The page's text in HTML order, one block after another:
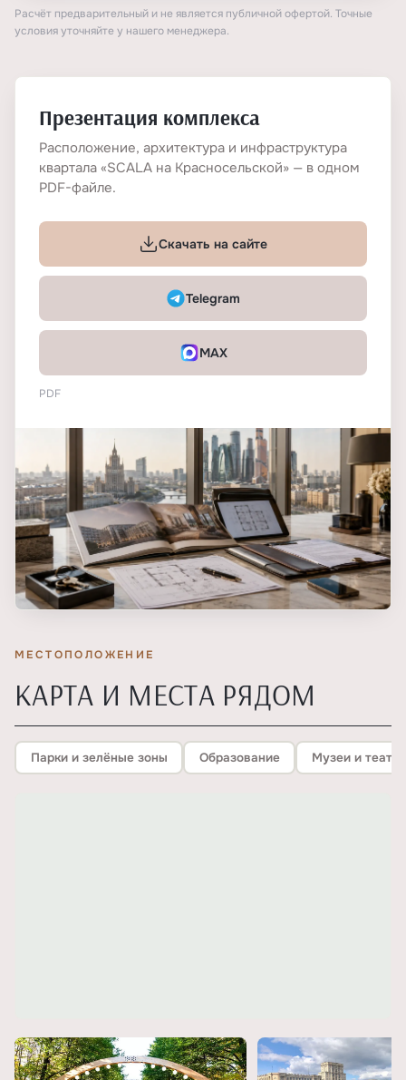
Расчёт предварительный и не является публичной офертой. Точные
условия уточняйте у нашего менеджера.
Презентация комплекса
Расположение, архитектура и инфраструктура
квартала «SCALA на Красносельской» — в одном
PDF-файле.
Скачать на сайте
Telegram
MAX
PDF
МЕСТОПОЛОЖЕНИЕ
КАРТА И МЕСТА РЯДОМ
Парки и зелёные зоны Образование Музеи и